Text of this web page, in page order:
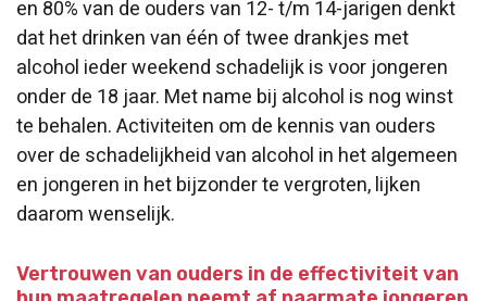
en 80% van de ouders van 12- t/m 14-jarigen denkt
dat het drinken van één of twee drankjes met
alcohol ieder weekend schadelijk is voor jongeren
onder de 18 jaar. Met name bij alcohol is nog winst
te behalen. Activiteiten om de kennis van ouders
over de schadelijkheid van alcohol in het algemeen
en jongeren in het bijzonder te vergroten, lijken
daarom wenselijk.
Vertrouwen van ouders in de effectiviteit van